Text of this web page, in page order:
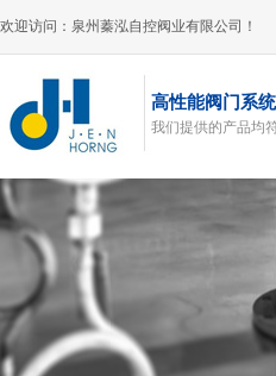
欢迎访问：泉州蓁泓自控阀业有限公司！
高性能阀门系
我们提供的产品均